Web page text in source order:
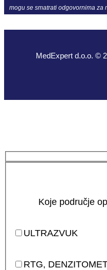
mogu se smatrati odgovornima za
MedExpert d.o.o. ©
Koje područje
ULTRAZVUK
RTG,